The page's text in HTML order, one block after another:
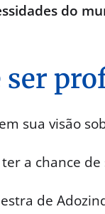
do
ser
sua visão
a chance
de